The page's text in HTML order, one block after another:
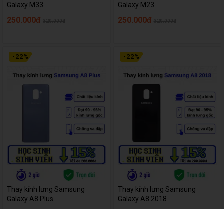
Galaxy M33
250.000đ
Galaxy M23
250.000đ
- 22%
Thay kính lưng Samsung
Galaxy A8 Plus
- 22%
Thay kính lưng Samsung
Galaxy A8 2018